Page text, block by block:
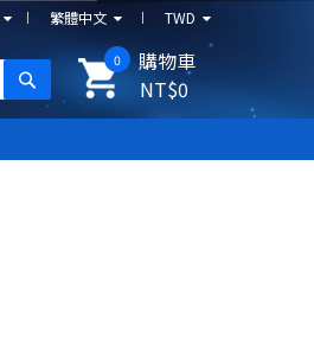
TWD
繁體中文
購物車
0
NT$0